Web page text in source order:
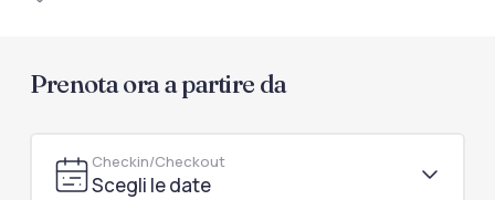
Prenota ora a partire da
Checkin/Checkout
Scegli le date